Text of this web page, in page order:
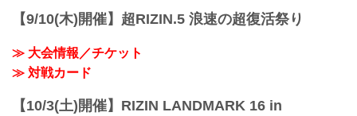
な？そんな試合です。
ーーそれは、試合直後にマイクで話して
【9/10(木)開催】超RIZIN.5 浪速の超復活祭り
≫ 大会情報／チケット
≫ 対戦カード
【10/3(土)開催】RIZIN LANDMARK 16 in